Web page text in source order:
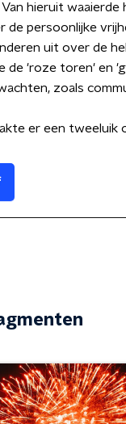
hieruit waaierde
de persoonlijke
uit over de
de 'roze toren' en
zoals
er een tweeluik